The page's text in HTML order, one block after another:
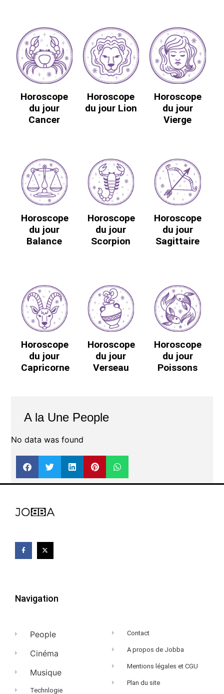
Horoscope
du jour
Cancer
Horoscope
du jour Lion
Horoscope
du jour
Vierge
Horoscope
du jour
Balance
Horoscope
du jour
Scorpion
Horoscope
du jour
Sagittaire
Horoscope
du jour
Capricorne
Horoscope
du jour
Verseau
Horoscope
du jour
Poissons
A la Une People
No data was found
Navigation
People
Cinéma
Musique
Technlogie
Contact
A propos de Jobba
Mentions légales et CGU
Plan du site